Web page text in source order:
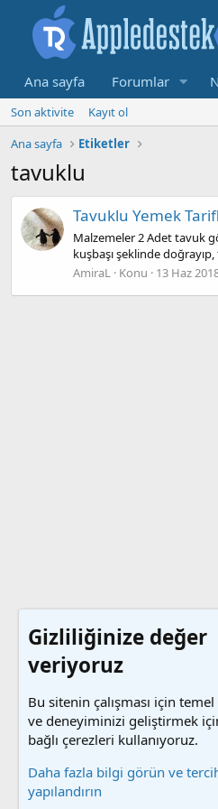
Ana sayfa Forumlar
Son aktivite
Kayıt ol
Ana sayfa
Etiketler
tavuklu
Tavuklu Yemek
Malzemeler 2 Adet tavuk
kuşbaşı şeklinde
AmiraL Konu 13 Haz
Gizliliğinize değer
veriyoruz
Bu sitenin çalışması için temel
ve deneyiminizi geliştirmek
bağlı çerezleri kullanıyoruz.
Daha fazla bilgi görün ve
yapılandırın